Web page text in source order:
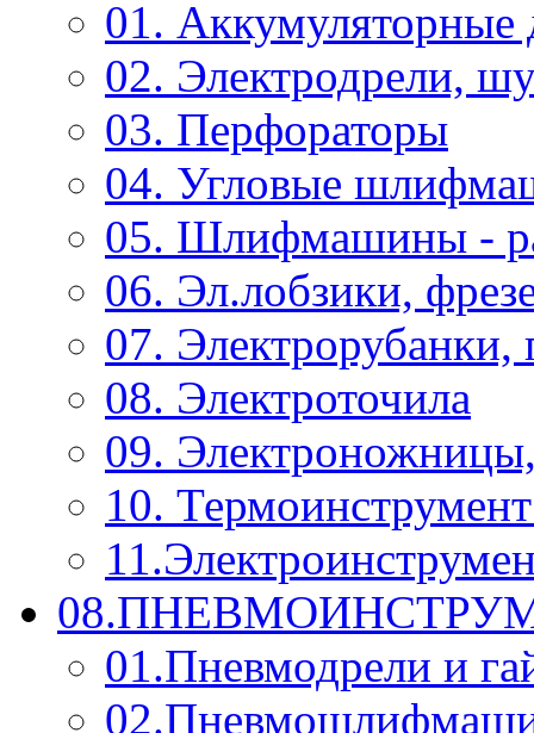
01. Аккумуляторные
02. Электродрели,
03. Перфораторы
04. Угловые
05. Шлифмашины -
06. Эл.лобзики,
07. Электрорубанки,
08. Электроточила
09.
10.
01.Пневмодрели и